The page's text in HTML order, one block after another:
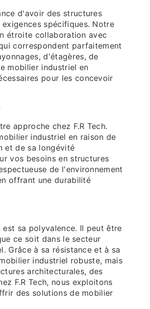
d'avoir des structures
spécifiques. Notre
étroite collaboration avec
correspondent parfaitement
d'étagères, de
mobilier industriel en
pour les concevoir
approche chez F.R Tech.
industriel en raison de
et de sa longévité
vos besoins en structures
de l'environnement
offrant une durabilité
est sa polyvalence. Il peut être
ce soit dans le secteur
Grâce à sa résistance et à sa
industriel robuste, mais
architecturales, des
F.R Tech, nous exploitons
des solutions de mobilier